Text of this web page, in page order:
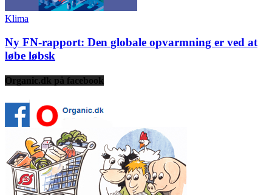
Klima
Ny FN-rapport: Den globale opvarmning er ved at
løbe løbsk
Organic.dk på facebook